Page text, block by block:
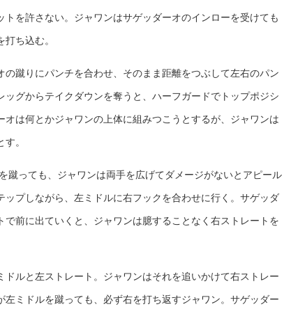
トを許さない。ジャワンはサゲッダーオのインローを受けても
ち込む。
の蹴りにパンチを合わせ、そのまま距離をつぶして左右のパン
ッグからテイクダウンを奪うと、ハーフガードでトップポジシ
オは何とかジャワンの上体に組みつこうとするが、ジャワンは
。
蹴っても、ジャワンは両手を広げてダメージがないとアピール
ップしながら、左ミドルに右フックを合わせに行く。サゲッダ
で前に出ていくと、ジャワンは臆することなく右ストレートを
ドルと左ストレート。ジャワンはそれを追いかけて右ストレー
左ミドルを蹴っても、必ず右を打ち返すジャワン。サゲッダー